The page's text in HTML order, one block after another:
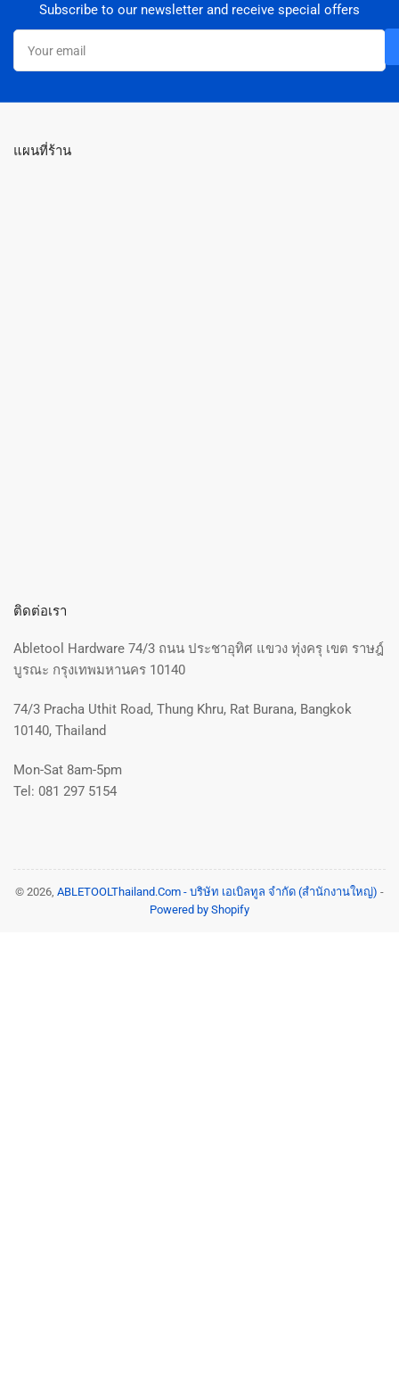
Subscribe to our newsletter and receive special offers
Your
email
แผนที่ร้าน
ติดต่อเรา
Abletool Hardware 74/3 ถนน ประชาอุทิศ แขวง ทุ่งครุ เขต ราษฎ์
บูรณะ กรุงเทพมหานคร 10140
74/3 Pracha Uthit Road, Thung Khru, Rat Burana, Bangkok
10140, Thailand
Mon-Sat 8am-5pm
Tel: 081 297 5154
© 2026, ABLETOOLThailand.Com - บริษัท เอเบิลทูล จำกัด (สำนักงานใหญ่) -
Powered by Shopify